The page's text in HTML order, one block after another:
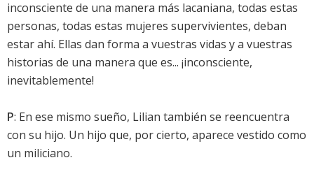
inconsciente de una manera más lacaniana, todas estas
personas, todas estas mujeres supervivientes, deban
estar ahí. Ellas dan forma a vuestras vidas y a vuestras
historias de una manera que es... ¡inconsciente,
inevitablemente!
P: En ese mismo sueño, Lilian también se reencuentra
con su hijo. Un hijo que, por cierto, aparece vestido como
un miliciano.